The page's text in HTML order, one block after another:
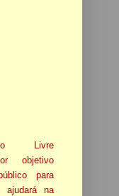
Livre
objetivo
para
ajudará na